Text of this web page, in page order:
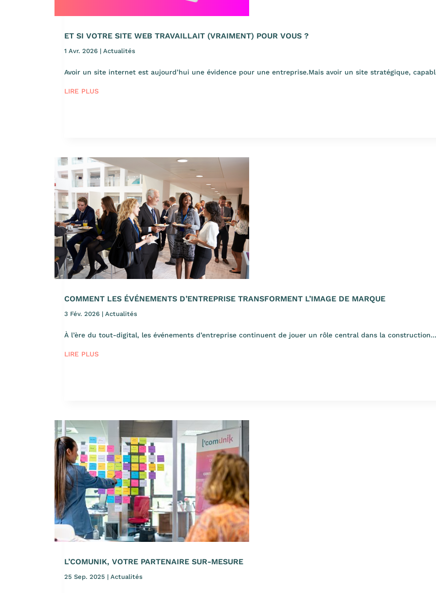
ET SI VOTRE SITE WEB TRAVAILLAIT (VRAIMENT) POUR VOUS ?
1 Avr. 2026 | Actualités
Avoir un site internet est aujourd’hui une évidence pour une entreprise.Mais avoir un site stratégique,
LIRE PLUS
COMMENT LES ÉVÉNEMENTS D’ENTREPRISE TRANSFORMENT L’IMAGE DE MARQUE
3 Fév. 2026 | Actualités
À l’ère du tout-digital, les événements d’entreprise continuent de jouer un rôle central dans la construction...
LIRE PLUS
L’COMUNIK, VOTRE PARTENAIRE SUR-MESURE
25 Sep. 2025 | Actualités